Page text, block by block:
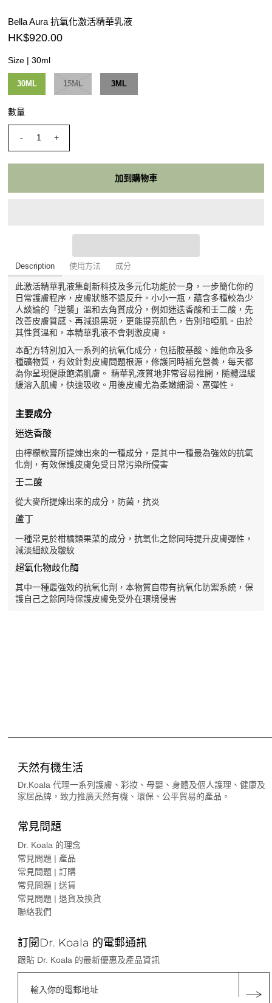
Bella Aura 抗氧化激活精華乳液
HK$920.00
Size |30ml
30ML 15ML 3ML
數量
- +
Description 使用方法 成分
此激活精華乳液集創新科技及多元化功能於一身，一步簡化你的
日常護膚程序，皮膚狀態不退反升。小小一瓶，蘊含多種較為少
人談論的「逆襲」溫和去角質成分，例如迷迭香酸和壬二酸，先
改善皮膚質感、再減退黑斑，更能提亮肌色，告別暗啞肌。由於
其性質溫和，本精華乳液不會刺激皮膚。
本配方特別加入一系列的抗氧化成分，包括胺基酸、維他命及多
種礦物質，有效針對皮膚問題根源，修護同時補充營養，每天都
為你呈現健康飽滿肌膚。 精華乳液質地非常容易推開，隨體溫緩
緩溶入肌膚，快速吸收。用後皮膚尤為柔嫩細滑、富彈性。
主要成分
迷迭香酸
由檸檬軟膏所提煉出來的一種成分，是其中一種最為強效的抗氧
化劑，有效保護皮膚免受日常污染所侵害
壬二酸
從大麥所提煉出來的成分，防菌，抗炎
蘆丁
一種常見於柑橘類果菜的成分，抗氧化之餘同時提升皮膚彈性，
減淡細紋及皺紋
超氧化物歧化酶
其中一種最強效的抗氧化劑，本物質自帶有抗氧化防禦系統，保
護自己之餘同時保護皮膚免受外在環境侵害
天然有機生活
Dr.Koala 代理一系列護膚、彩妝、母嬰、身體及個人護理、健康及
家居品牌，致力推廣天然有機、環保、公平貿易的產品。
常見問題
Dr. Koala 的理念
常見問題 | 產品
常見問題 | 訂購
常見問題 | 送貨
常見問題 | 退貨及換貨
聯絡我們
訂閱Dr. Koala 的電郵通訊
跟貼 Dr. Koala 的最新優惠及產品資訊